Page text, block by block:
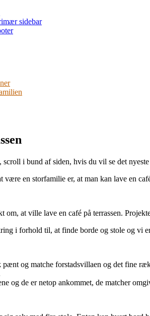
sidebar
scroll i bund af siden, hvis du vil se det
være en storfamilie er, at man kan lave en
om, at ville lave en café på terrassen.
i forhold til, at finde borde og stole og vi
pænt og matche forstadsvillaen og det fine
og de er netop ankommet, de matcher